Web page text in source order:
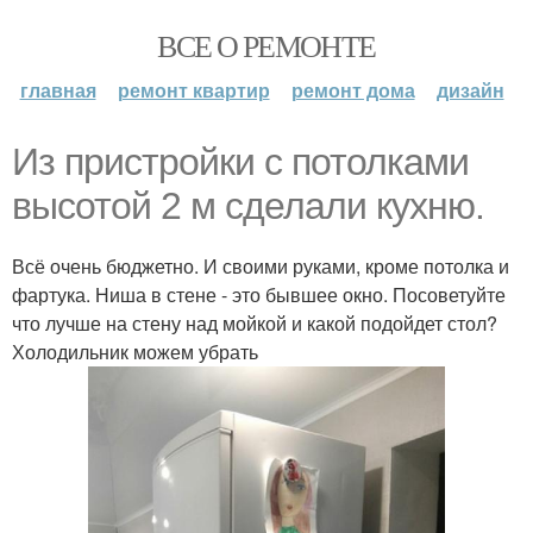
ВСЕ О РЕМОНТЕ
главная ремонт квартир ремонт дома дизайн
Из пристройки с потолками
высотой 2 м сделали кухню.
Всё очень бюджетно. И своими руками, кроме потолка и
фартука. Ниша в стене - это бывшее окно. Посоветуйте
что лучше на стену над мойкой и какой подойдет стол?
Холодильник можем убрать